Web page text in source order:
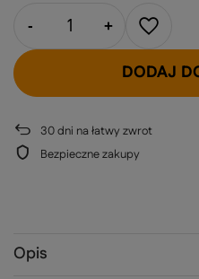
- +
DODAJ
30dni na łatwy zwrot
Bezpieczne zakupy
Opis